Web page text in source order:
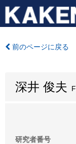
前のページに戻る
深井 俊夫
研究者番号